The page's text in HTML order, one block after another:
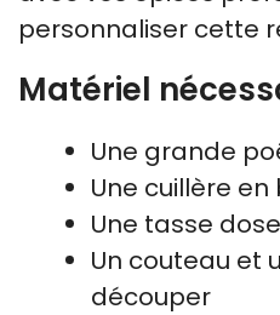
personnaliser cette
Matériel
Une grande
Une cuillère en
Une tasse
Un couteau et
découper